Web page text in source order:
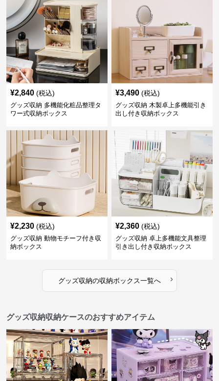
¥2,840 (税込)
グッズ収納 多機能化粧品整理タ
ワー式収納ボックス
¥3,490 (税込)
グッズ収納 木製卓上多機能引き
出し付き収納ボックス
¥2,230 (税込)
グッズ収納 動物モチーフ付き収
納ボックス
¥2,360 (税込)
グッズ収納 卓上多機能文具整理
引き出し付き収納ボックス
グッズ収納の収納ボックス一覧へ ›
グッズ収納収納ケースのおすすめアイテム